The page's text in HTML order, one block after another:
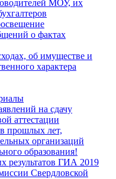
МОУ, их
о фактах
об имуществе и
характера
на сдачу
аттестации
прошлых лет,
организаций
образования!
результатов ГИА 2019
Свердловской